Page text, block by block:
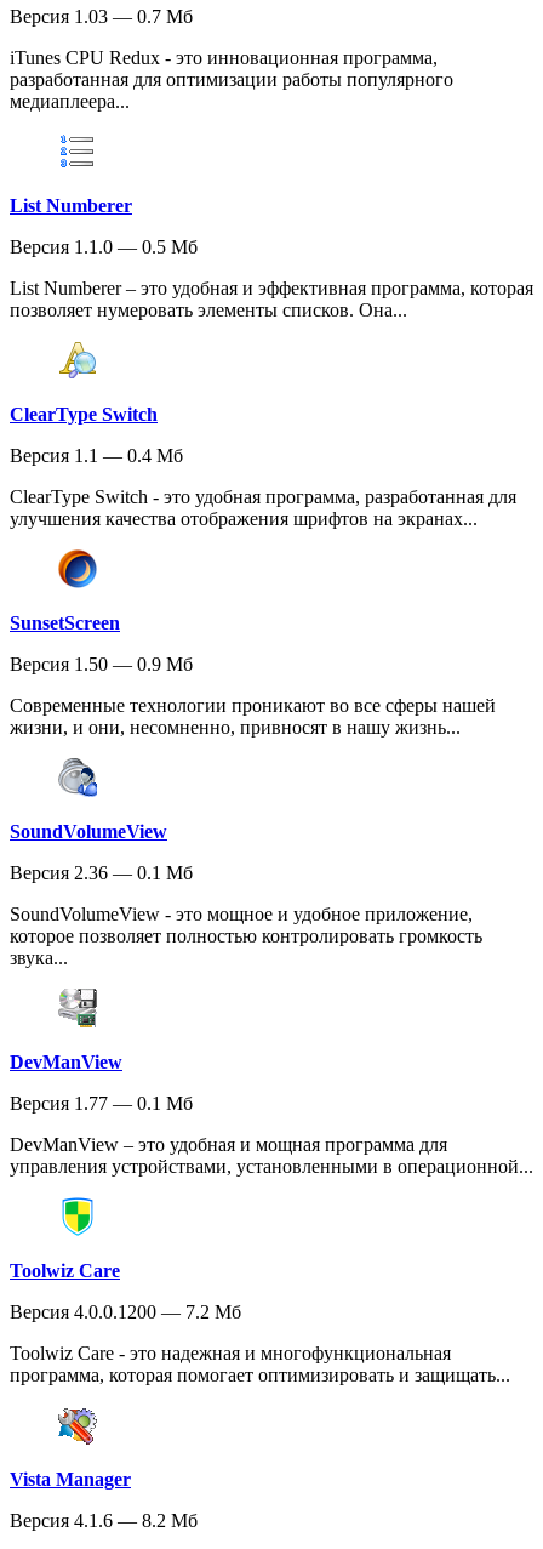
Версия 1.03 — 0.7 Мб
iTunes CPU Redux - это инновационная программа,
разработанная для оптимизации работы популярного
медиаплеера...
List Numberer
Версия 1.1.0 — 0.5 Мб
List Numberer – это удобная и эффективная программа, которая
позволяет нумеровать элементы списков. Она...
ClearType Switch
Версия 1.1 — 0.4 Мб
ClearType Switch - это удобная программа, разработанная для
улучшения качества отображения шрифтов на экранах...
SunsetScreen
Версия 1.50 — 0.9 Мб
Современные технологии проникают во все сферы нашей
жизни, и они, несомненно, привносят в нашу жизнь...
SoundVolumeView
Версия 2.36 — 0.1 Мб
SoundVolumeView - это мощное и удобное приложение,
которое позволяет полностью контролировать громкость
звука...
DevManView
Версия 1.77 — 0.1 Мб
DevManView – это удобная и мощная программа для
управления устройствами, установленными в операционной...
Toolwiz Care
Версия 4.0.0.1200 — 7.2 Мб
Toolwiz Care - это надежная и многофункциональная
программа, которая помогает оптимизировать и защищать...
Vista Manager
Версия 4.1.6 — 8.2 Мб